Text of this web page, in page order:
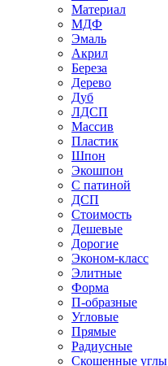
Материал
МДФ
Эмаль
Акрил
Береза
Дерево
Дуб
ЛДСП
Массив
Пластик
Шпон
Экошпон
С патиной
ДСП
Стоимость
Дешевые
Дорогие
Эконом-класс
Элитные
Форма
П-образные
Угловые
Прямые
Радиусные
Скошенные углы